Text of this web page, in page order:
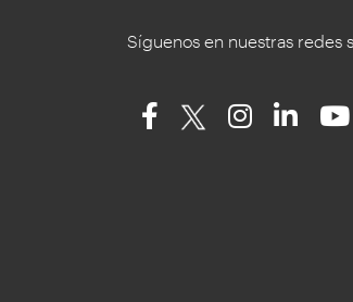
Síguenos en nuestras redes